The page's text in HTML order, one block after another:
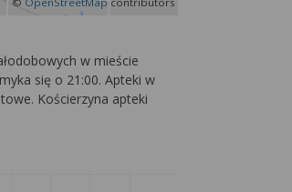
w mieście
się o 21:00. Apteki w
Kościerzyna apteki